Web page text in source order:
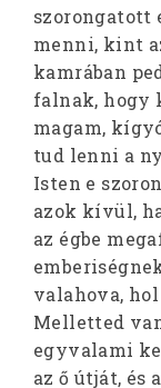
szorongatott
menni, kint
kamrában
falnak, hogy
magam,
tud lenni a
Isten e
azok kívül,
az égbe
valahova,
Melletted
egyvalami
az ő útját, és